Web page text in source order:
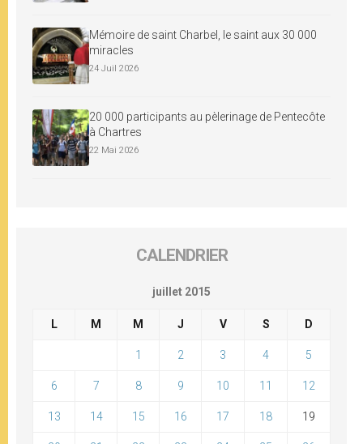
Mémoire de saint Charbel, le saint aux 30 000
miracles
24 Juil 2026
20 000 participants au pèlerinage de Pentecôte
à Chartres
22 Mai 2026
CALENDRIER
juillet 2015
L M M J V S D
1 2 3 4 5
6 7 8 9 10 11 12
13 14 15 16 17 18 19